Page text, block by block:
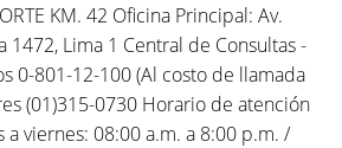
KM. 42 Oficina Principal: Av.
1472, Lima 1 Central de Consultas -
0-801-12-100 (Al costo de llamada
(01)315-0730 Horario de atención
viernes: 08:00 a.m. a 8:00 p.m. /